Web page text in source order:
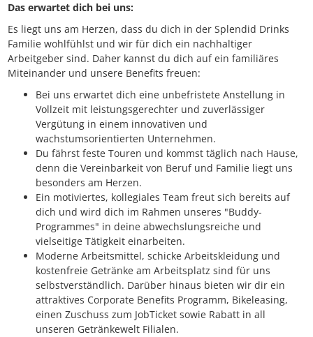
Das erwartet dich bei uns:
Es liegt uns am Herzen, dass du dich in der Splendid Drinks
Familie wohlfühlst und wir für dich ein nachhaltiger
Arbeitgeber sind. Daher kannst du dich auf ein familiäres
Miteinander und unsere Benefits freuen:
Bei uns erwartet dich eine unbefristete Anstellung in
Vollzeit mit leistungsgerechter und zuverlässiger
Vergütung in einem innovativen und
wachstumsorientierten Unternehmen.
Du fährst feste Touren und kommst täglich nach Hause,
denn die Vereinbarkeit von Beruf und Familie liegt uns
besonders am Herzen.
Ein motiviertes, kollegiales Team freut sich bereits auf
dich und wird dich im Rahmen unseres "Buddy-
Programmes" in deine abwechslungsreiche und
vielseitige Tätigkeit einarbeiten.
Moderne Arbeitsmittel, schicke Arbeitskleidung und
kostenfreie Getränke am Arbeitsplatz sind für uns
selbstverständlich. Darüber hinaus bieten wir dir ein
attraktives Corporate Benefits Programm, Bikeleasing,
einen Zuschuss zum JobTicket sowie Rabatt in all
unseren Getränkewelt Filialen.